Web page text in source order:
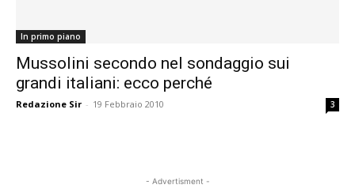
In primo piano
Mussolini secondo nel sondaggio sui
grandi italiani: ecco perché
Redazione Sir - 19 Febbraio 2010 3
- Advertisment -